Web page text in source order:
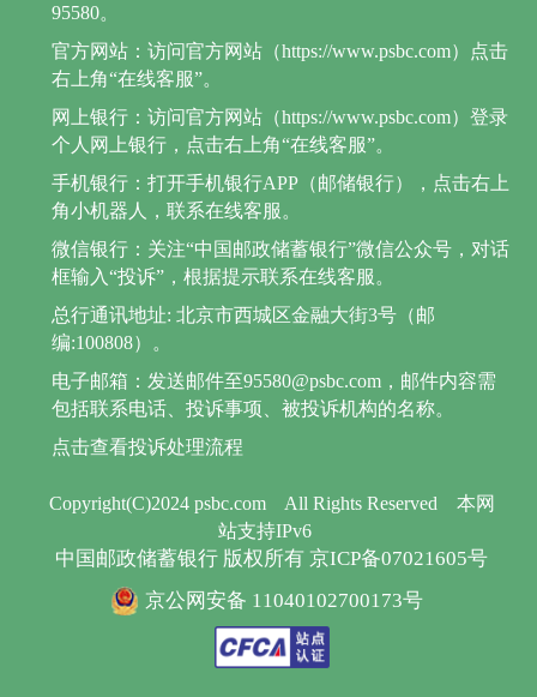
Copyright(C)2024 psbc.com All Rights Reserved
本网
站支持IPv6
中国邮政储蓄银行 版权所有 京ICP备07021605号
京公网安备 11040102700173号
95580。
官方网站：访问官方网站（https://www.psbc.com）点击
右上角“在线客服”。
网上银行：访问官方网站（https://www.psbc.com）登录
个人网上银行，点击右上角“在线客服”。
手机银行：打开手机银行APP（邮储银行），点击右上
角小机器人，联系在线客服。
微信银行：关注“中国邮政储蓄银行”微信公众号，对话
框输入“投诉”，根据提示联系在线客服。
总行通讯地址: 北京市西城区金融大街3号（邮
编:100808）。
电子邮箱：发送邮件至95580@psbc.com，邮件内容需
包括联系电话、投诉事项、被投诉机构的名称。
点击查看投诉处理流程